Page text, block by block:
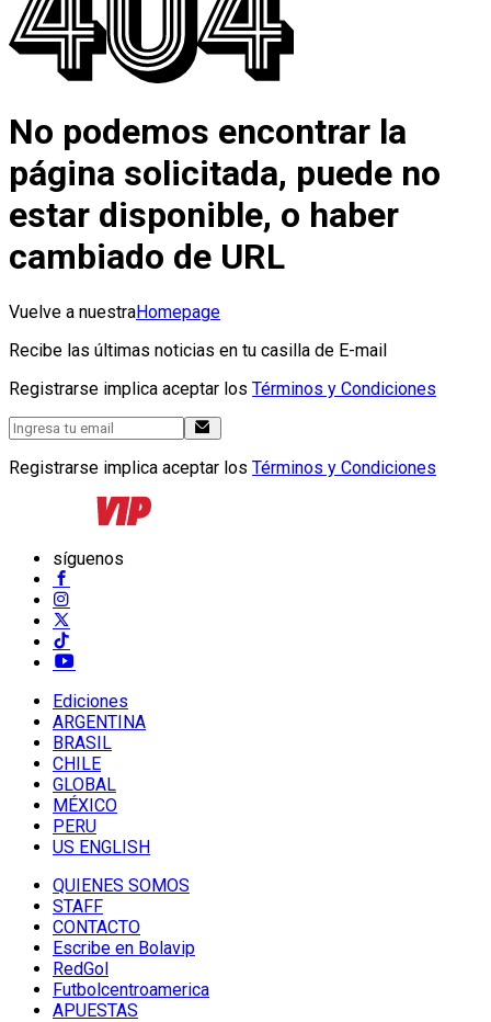
No podemos encontrar la
página solicitada, puede no
estar disponible, o haber
cambiado de URL
Vuelve a nuestraHomepage
Recibe las últimas noticias en tu casilla de E-mail
Registrarse implica aceptar los Términos y Condiciones
Registrarse implica aceptar los Términos y Condiciones
síguenos
Ediciones
ARGENTINA
BRASIL
CHILE
GLOBAL
MÉXICO
PERU
US ENGLISH
QUIENES SOMOS
STAFF
CONTACTO
Escribe en Bolavip
RedGol
Futbolcentroamerica
APUESTAS